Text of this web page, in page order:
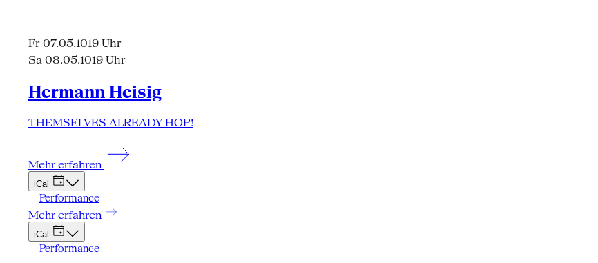
Fr 07.05.1019 Uhr
Sa 08.05.1019 Uhr
Hermann Heisig
THEMSELVES ALREADY HOP!
Mehr erfahren
iCal
Performance
Mehr erfahren
iCal
Performance